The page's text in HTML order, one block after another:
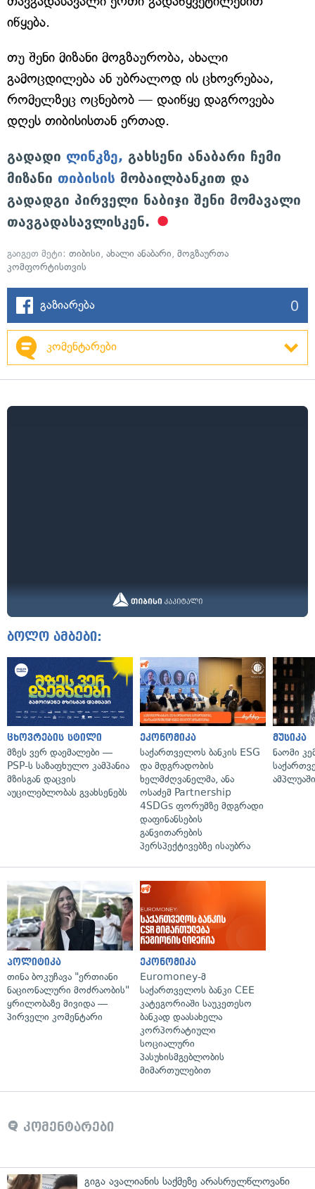
იწყება.
თუ შენი მიზანი მოგზაურობა, ახალი
გამოცდილება ან უბრალოდ ის ცხოვრებაა,
რომელზეც ოცნებობ — დაიწყე დაგროვება
დღეს თიბისისთან ერთად.
გადადი ლინკზე, გახსენი ანაბარი ჩემი
მიზანი თიბისის მობაილბანკით და
გადადგი პირველი ნაბიჯი შენი მომავალი
თავგადასავლისკენ.
გაიგეთ მეტი: თიბისი, ახალი ანაბარი, მოგზაურთა
კომფორტისთვის
გაზიარება 0
კომენტარები
ბოლო ამბები:
ცხოვრების სტილი
მზეს ვერ დაემალები —
PSP-ს საზაფხულო კამპანია
მზისგან დაცვის
აუცილებლობას გვახსენებს
ეკონომიკა
საქართველოს ბანკის ESG
და მდგრადობის
ხელმძღვანელმა, ანა
ოსაძემ Partnership
4SDGs ფორუმზე მდგრადი
დაფინანსების
განვითარების
პერსპექტივებზე ისაუბრა
მუსიკა
ნაომი
პოლიტიკა
თინა ბოკუჩავა "ერთიანი
ნაციონალური მოძრაობის"
ყრილობაზე მივიდა —
პირველი კომენტარი
ეკონომიკა
Euromoney-მ
საქართველოს ბანკი CEE
კატეგორიაში საუკეთესო
ბანკად დაასახელა
კორპორატიული
სოციალური
პასუხისმგებლობის
მიმართულებით
კომენტარები
გიგა ავალიანის საქმეზე არასრულწლოვანი